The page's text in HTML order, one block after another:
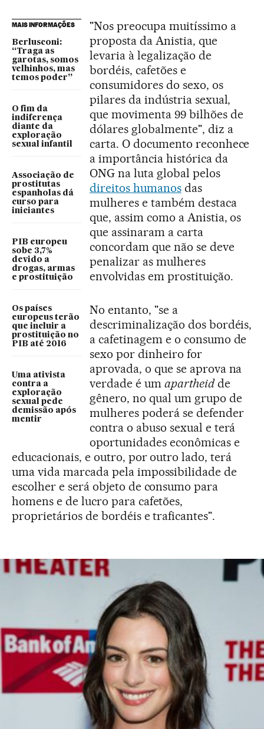
MAIS INFORMAÇÕES
Berlusconi:
“Traga as
garotas, somos
velhinhos, mas
temos poder”
O fim da
indiferença
diante da
exploração
sexual infantil
Associação de
prostitutas
espanholas dá
curso para
iniciantes
PIB europeu
sobe 3,7%
devido a
drogas, armas
e prostituição
Os países
europeus terão
que incluir a
prostituição no
PIB até 2016
Uma ativista
contra a
exploração
sexual pede
demissão após
mentir
"Nos preocupa muitíssimo a
proposta da Anistia, que
levaria à legalização de
bordéis, cafetões e
consumidores do sexo, os
pilares da indústria sexual,
que movimenta 99 bilhões de
dólares globalmente", diz a
carta. O documento reconhece
a importância histórica da
ONG na luta global pelos
direitos humanosdas
mulheres e também destaca
que, assim como a Anistia, os
que assinaram a carta
concordam que não se deve
penalizar as mulheres
envolvidas em prostituição.
No entanto, "se a
descriminalização dos bordéis,
a cafetinagem e o consumo de
sexo por dinheiro for
aprovada, o que se aprova na
verdade é um apartheidde
gênero, no qual um grupo de
mulheres poderá se defender
contra o abuso sexual e terá
oportunidades econômicas e
educacionais, e outro, por outro lado, terá
uma vida marcada pela impossibilidade de
escolher e será objeto de consumo para
homens e de lucro para cafetões,
proprietários de bordéis e traficantes".